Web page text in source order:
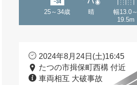
25～34歳 晴
幅13.0～
19.5m
2024年8月24日(土)16:45
たつの市揖保町西構 付近
車両相互 大破事故